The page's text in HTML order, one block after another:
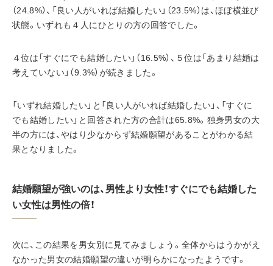
（24.8%）、「良い人がいれば結婚したい」（23.5%）は、ほぼ横並び
状態。いずれも４人にひとりの方の回答でした。
４位は「すぐにでも結婚したい」（16.5%）、５位は「あまり結婚は
考えていない」（9.3%）が続きました。
「いずれ結婚したい」と「良い人がいれば結婚したい」、「すぐに
でも結婚したい」と回答された方の合計は65.8%。独身男女の大
半の方には、やはり少なからず結婚願望があることがわかる結
果となりました。
結婚願望が強いのは、男性より女性！すぐにでも結婚した
い女性は男性の倍！
次に、この結果を男女別に見てみましょう。全体からはうかがえ
なかった男女の結婚願望の違いが明らかになったようです。